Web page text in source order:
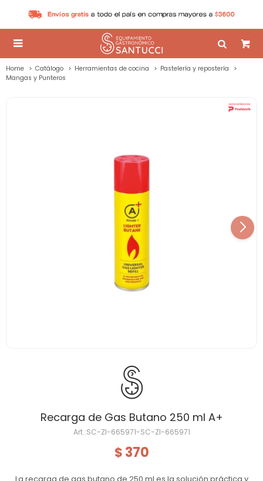

Home Catálogo Herramientas de cocina
Pastelería y repostería
Mangas y Punteros
Recarga de Gas Butano 250 ml A+
SC-ZI-665971-SC-ZI-665971
$ 370